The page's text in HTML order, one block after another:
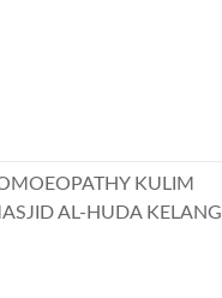
KULIM
AL-HUDA KELANG